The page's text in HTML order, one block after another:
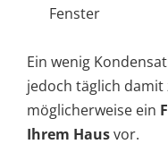
Fenster
Ein wenig
jedoch täglich
möglicherweise ein
Ihrem Hausvor.